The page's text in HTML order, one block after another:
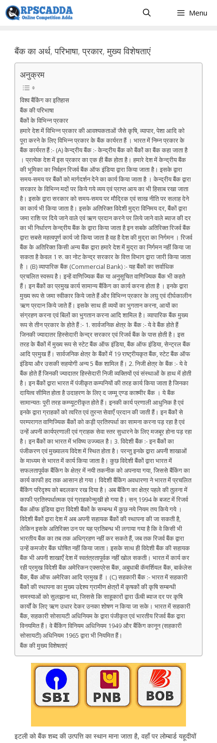
Skip
to
Menu
बैंक का अर्थ, परिभाषा, प्रकार, मुख्य विशेषताएं
अनुक्रम
विश्व बैंकिंग का इतिहास
बैंक की परिभाषा
बैंकों के विभिन्न प्रकार
हमारे देश में विभिन्न प्रकार की आवश्यकताओं जैसे कृषि, व्यापार, पेशा आदि को
पूरा करने के लिए विभिन्न प्रकार के बैंक कार्यरत हैं । भारत में निम्न प्रकार के
बैंक कार्यरत हैं :- (A) केन्द्रीय बैंक :- केन्द्रीय बैंक को बैंकों का बैंक कहा जाता है
। प्रत्येक देश में इस प्रकार का एक ही बैंक होता है। हमारे देश में केन्द्रीय बैंक
की भूमिका का निर्वहन रिजर्व बैंक ऑफ इंडिया द्वारा किया जाता है। इसके द्वारा
समय-समय पर बैंकों को मार्गदर्शन देने का कार्य किया जाता है । केन्द्रीय बैंक द्वारा
सरकार के विभिन्न मदों पर किये गये व्यय एवं प्राप्त आय का भी हिसाब रखा जाता
है। इसके द्वारा सरकार को समय-समय पर मौद्रिक एवं साख नीति पर सलाह देने
का कार्य भी किया जाता है। इसके अतिरिक्त विदेशी मुद्रा विनिमय दर, बैंकों द्वारा
जमा राशि पर दिये जाने वाले एवं ऋण प्रदान करने पर लिये जाने वाले ब्याज की दर
का भी निर्धारण केन्द्रीय बैंक के द्वारा किया जाता है इन सबके अतिरिक्त रिजर्व बैंक
द्वारा सबसे महत्वपूर्ण कार्य जो किया जाता है वह है देश की मुद्रा का निर्गमन । रिजर्व
बैंक के अतिरिक्त किसी अन्य बैंक द्वारा हमारे देश में मुद्रा का निर्गमन नहीं किया जा
सकता है केवल 1 रु. का नोट केन्द्र सरकार के वित्त विभाग द्वारा जारी किया जाता
है । (B) व्यापारिक बैंक (Commercial Bank) :- यह बैंकों का सर्वाधिक
प्रचलित स्वरूप है। इन्हें वाणिज्यिक बैंक या अनुसूचित वाणिज्यिक बैंक भी कहते
हैं। इन बैंकों का प्रमुख कार्य सामान्य बैंकिंग का कार्य करना होता है । इनके द्वारा
मुख्य रूप से जमा स्वीकार किये जाते हैं और विभिन्न प्रकार के लघु एवं दीर्घकालीन
ऋण प्रदान किये जाते हैं। इसके साथ ही व्ययों का भुगतान करना, आयों का
संग्रहण करना एवं बिलों का भुगतान करना आदि शामिल है। व्यापारिक बैंक मुख्य
रूप से तीन प्रकार के होते हैं :- 1. सार्वजनिक क्षेत्र के बैंक :- ये वे बैंक होते हैं
जिनकी ज्यादातर हिस्सेदारी केन्द्र सरकार एवं रिजर्व बैंक के पास होती है। इस
तरह के बैंकों में मुख्य रूप से स्टेट बैंक ऑफ इंडिया, बैंक ऑफ इंडिया, सेन्ट्रल बैंक
आदि प्रमुख हैं। सार्वजनिक क्षेत्र के बैंकों में 19 राष्ट्रीयकृत बैंक, स्टेट बैंक ऑफ
इंडिया और उसकी सहयोगी अन्य 5 बैंक शामिल हैं। 2. निजी क्षेत्र के बैंक :- ये वे
बैंक होते हैं जिनकी ज्यादातर हिस्सेदारी निजी व्यक्तियों एवं संस्थाओं के हाथ में होती
है। इन बैंकों द्वारा भारत में पंजीकृत कम्पनियों की तरह कार्य किया जाता है जिनका
दायित्व सीमित होता है उदाहरण के लिए द जम्मू एण्ड काश्मीर बैंक । ये बैंक
सामान्यतः पूरी तरह कम्प्यूटरीकृत होते हैं। इनकी कार्य प्रणाली आधुनिक है एवं
इनके द्वारा ग्राहकों को त्वरित एवं तुरन्त सेवाएँ प्रदान की जाती हैं। इन बैंकों से
परम्परागत वाणिज्यिक बैंकों को कड़ी प्रतिस्पर्धा का सामना करना पड़ रहा है एवं
उन्हें अपनी कार्यप्रणाली एवं ग्राहक सेवा स्तर सुधारने के लिए मजबूर होना पड़ रहा
है। इन बैंकों का भारत में भविष्य उज्ज्वल है। 3. विदेशी बैंक :- इन बैंकों का
पंजीकरण एवं मुख्यालय विदेश में स्थित होता है। परन्तु इनके द्वारा अपनी शाखाओं
के माध्यम से भारत में कार्य किया जाता है। कुछ विदेशी बैंकों द्वारा भारत में
सफलतापूर्वक बैंकिंग के क्षेत्र में नयी तकनीक को अपनाया गया, जिससे बैंकिंग का
कार्य काफी हद तक आसान हो गया। विदेशी बैंकिंग अवधारणा ने भारत में प्रचलित
बैंकिंग परिदृश्य को बदलकर रख दिया है। अब बैंकिंग का क्षेत्र पहले की तुलना में
काफी प्रतिस्पर्धात्मक एवं ग्राहकोन्मुखी हो गया है। सन् 1994 के बजट में रिजर्व
बैंक ऑफ इंडिया द्वारा विदेशी बैंकों के सम्बन्ध में कुछ नये नियम तय किये गये ।
विदेशी बैंकों द्वारा देश में अब अपनी सहायक बैंकों की स्थापना की जा सकती है,
लेकिन इसके अतिरिक्त उन पर यह प्रतिबन्ध भी लगाया गया है कि वे किसी भी
भारतीय बैंक का तब तक अधिग्रहण नहीं कर सकते हैं, जब तक रिजर्व बैंक द्वारा
उन्हें कमजोर बैंक घोषित नहीं किया जाता। इसके साथ ही विदेशी बैंक की सहायक
बैंक भी अपनी शाखाएँ देश में स्वतंत्रतापूर्वक नहीं खोल सकती। भारत में कार्य कर
रही प्रमुख विदेशी बैंक अमेरिकन एक्सप्रेस बैंक, अबुधाबी कॅमर्शियल बैंक, बार्कलेस
बैंक, बैंक ऑफ अमेरिका आदि प्रमुख हैं । (C) सहकारी बैंक :- भारत में सहकारी
बैंकों की स्थापना का मुख्य उद्देश्य ग्रामीण क्षेत्रों में कृषकों की कृषि सम्बन्धी
समस्याओं को सुलझाना था, जिससे कि साहूकारों द्वारा ऊँची ब्याज दर पर कृषि
कार्यों के लिए ऋण उधार देकर उनका शोषण न किया जा सके। भारत में सहकारी
बैंक, सहकारी सोसायटी अधिनियम के द्वारा पंजीकृत एवं भारतीय रिजर्व बैंक द्वारा
विनयमित हैं। वे बैंकिंग विनियम अधिनियम 1949 और बैंकिंग कानून (सहकारी
सोसायटी) अधिनियम 1965 द्वारा भी नियमित हैं।
बैंक की मुख्य विशेषताएं
इटली को बैंक शब्द की उत्पत्ति का स्थान माना जाता है, वहाँ पर लोम्बार्ड यहूदीयों